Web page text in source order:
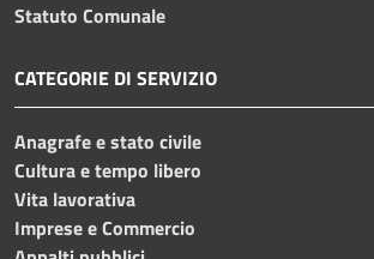
Statuto Comunale
CATEGORIE DI SERVIZIO
Anagrafe e stato civile
Cultura e tempo libero
Vita lavorativa
Imprese e Commercio